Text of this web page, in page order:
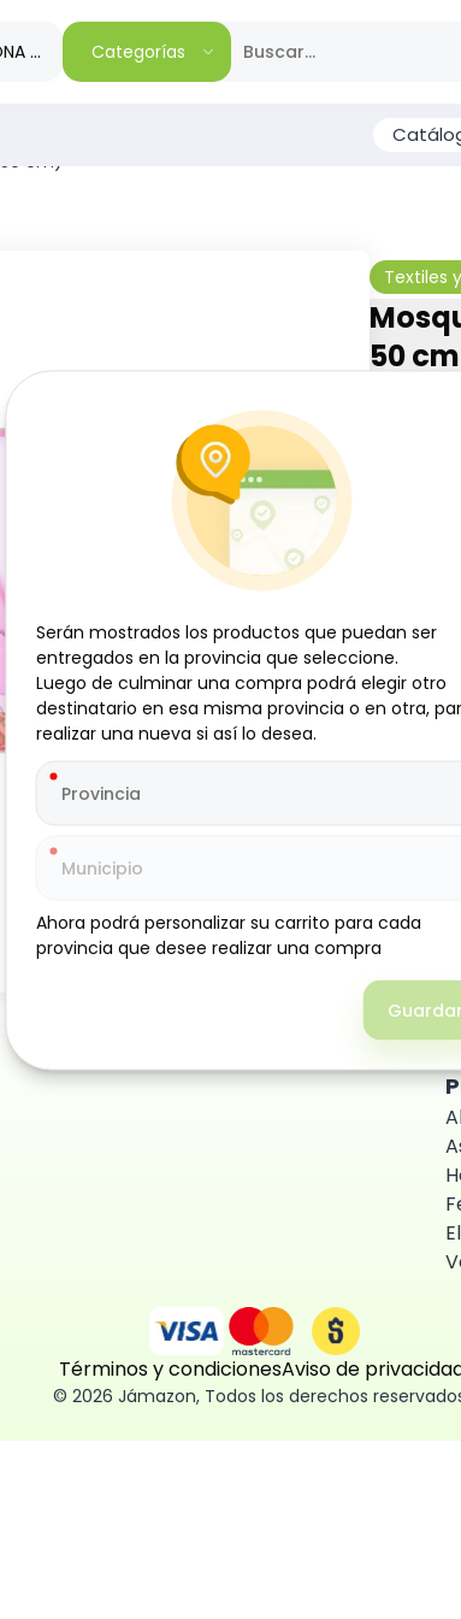
TU REGIÓNCategorías
cm)
Textiles
50
LOIDA
bebé
el
óptima,
diario
permite
una
en todo
Términos y condicionesAviso de
© 2026 Jámazon, Todos los derechos
Serán mostrados los productos que puedan ser
entregados en la provincia que seleccione.
Luego de culminar una compra podrá elegir otro
destinatario en esa misma provincia o en otra,
realizar una nueva si así lo desea.
Ahora podrá personalizar su carrito para cada
provincia que desee realizar una compra
Guardar
Serán mostrados los productos que puedan ser
entregados en la provincia que seleccione.
Luego de culminar una compra podrá elegir otro
destinatario en esa misma provincia o en otra,
realizar una nueva si así lo desea.
Ahora podrá personalizar su carrito para cada
provincia que desee realizar una compra
Guardar